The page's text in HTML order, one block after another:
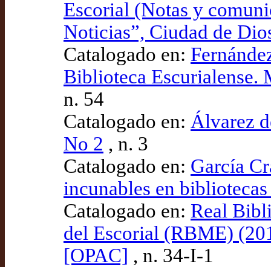
Escorial (Notas y
Noticias”, Ciudad de
Catalogado en:
Biblioteca Escurialense.
n. 54
Catalogado en: Álvarez
No 2 , n. 3
Catalogado en: García
incunables en
Catalogado en: Real
del Escorial (RBME)
[OPAC] , n. 34-I-1